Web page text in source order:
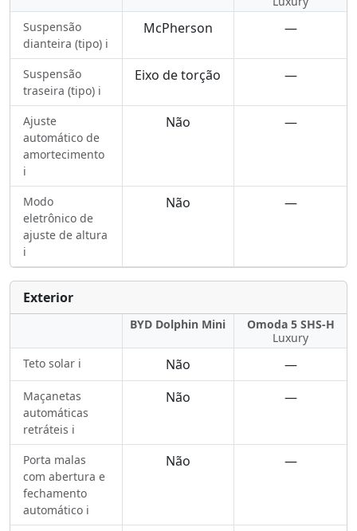
Suspensão
dianteira (tipo) ℹ️
McPherson —
Suspensão
traseira (tipo) ℹ️
Eixo de torção —
Ajuste
automático de
amortecimento
ℹ️
Não —
Modo
eletrônico de
ajuste de altura
ℹ️
Não —
Exterior
BYD Dolphin Mini
Omoda 5 SHS-H
Luxury
Teto solar ℹ️
Não —
Maçanetas
automáticas
retráteis ℹ️
Não —
Porta malas
com abertura e
fechamento
automático ℹ️
Não —